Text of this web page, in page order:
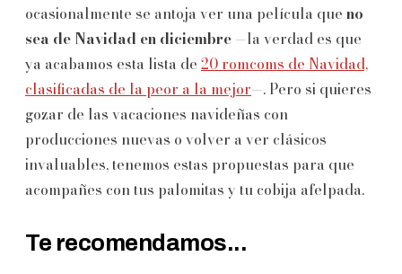
ocasionalmente se antoja ver una película que no
sea de Navidad en diciembre —la verdad es que
ya acabamos esta lista de 20 romcoms de Navidad,
clasificadas de la peor a la mejor—. Pero si quieres
gozar de las vacaciones navideñas con
producciones nuevas o volver a ver clásicos
invaluables, tenemos estas propuestas para que
acompañes con tus palomitas y tu cobija afelpada.
Te recomendamos...